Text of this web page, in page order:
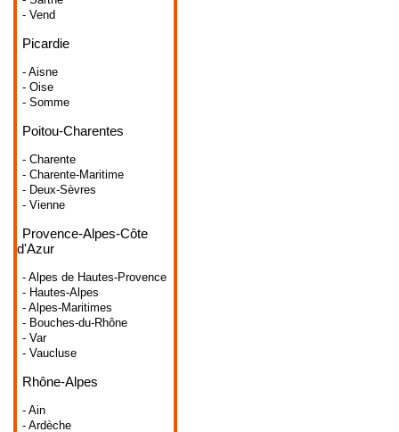
- Vend
Picardie
- Aisne
- Oise
- Somme
Poitou-Charentes
- Charente
- Charente-Maritime
- Deux-Sèvres
- Vienne
Provence-Alpes-Côte
d'Azur
- Alpes de Hautes-Provence
- Hautes-Alpes
- Alpes-Maritimes
- Bouches-du-Rhône
- Var
- Vaucluse
Rhône-Alpes
- Ain
- Ardèche